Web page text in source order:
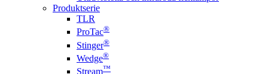
Produktserie
TLR
ProTac®
Stinger®
Wedge®
Stream™